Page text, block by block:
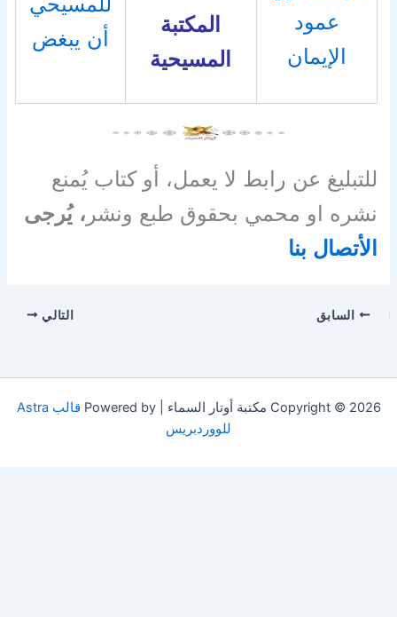
عمود
الإيمان
أن يبغض
المكتبة
المسيحية
للتبليغ عن رابط لا يعمل، أو كتاب يُمنع
نشره او محمي بحقوق طبع ونشر ، يُرجى
الأتصال بنا
السابق التالي
Copyright © 2026 مكتبة أوتار السماء | Powered by
قالب Astra
للووردبريس